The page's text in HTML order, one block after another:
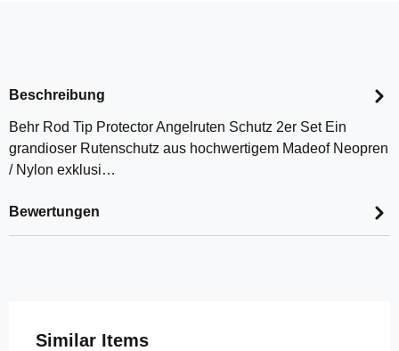
Beschreibung
Behr Rod Tip Protector Angelruten Schutz 2er Set Ein
grandioser Rutenschutz aus hochwertigem Madeof Neopren
/ Nylon exklusi…
Bewertungen
Produktgalerie überspringen
Similar Items